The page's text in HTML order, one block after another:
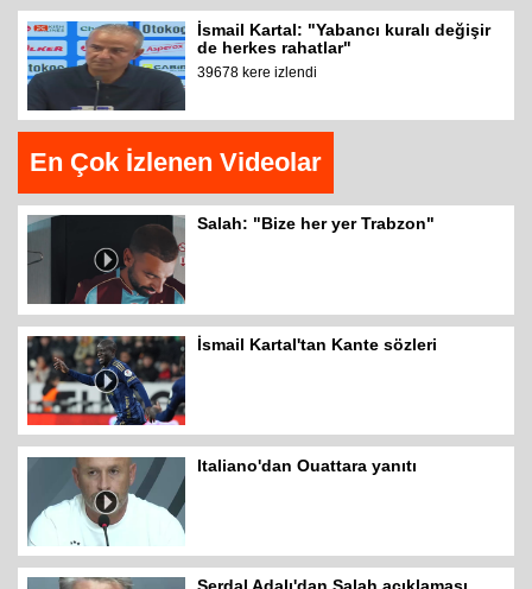
İsmail Kartal: "Yabancı kuralı değişir
de herkes rahatlar"
39678 kere izlendi
En Çok İzlenen Videolar
Salah: "Bize her yer Trabzon"
İsmail Kartal'tan Kante sözleri
Italiano'dan Ouattara yanıtı